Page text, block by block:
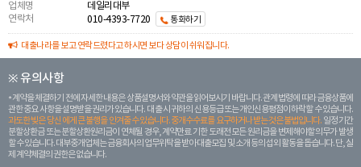
업체명
데일리대부
연락처
010-4393-7720 통화하기
대출나라를 보고 연락드렸다고 하시면 보다 상담이 쉬워집니다.
※ 유의사항
계약을 체결하기 전에 자세한 내용은 상품설명서와 약관을 읽어보시기 바랍니다. 관계 법령에 따라 금융상품에
관한 중요 사항을 설명받을 권리가 있습니다. 대 출 시 귀하의 신용등급 또는 개인신용평점이 하락할 수 있습니다.
과도한 빚은 당신 에게 큰 불행을 안겨줄 수 있습니다. 중개수수료를 요구하거나 받는 것은 불법입니다. 일정 기간
분할상환금 또는 분할상환원리금이 연체될 경우, 계약만료 기한 도래전 모든 원리금을 변제해야할 의무가 발생
할 수 있습니다. 대부중개업체는 금융회사의 업무위탁을 받아 대출모집 및 소개 등의 섭외 활동을 돕습니다. 단, 실
제 계약체결의 권한은 없습니다.